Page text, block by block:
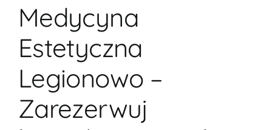
Medycyna
Estetyczna
Legionowo –
Zarezerwuj